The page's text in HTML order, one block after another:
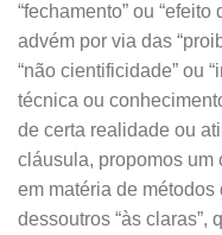
“fechamento” ou “efeito
advém por via das
“não cientificidade” ou
técnica ou
de certa realidade ou
cláusula, propomos um
em matéria de métodos
dessoutros “às claras”,